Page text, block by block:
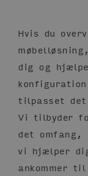
Hvis du
møbelløsning,
dig og
tilpasset
Vi tilbyder
det
vi hjælper
ankommer